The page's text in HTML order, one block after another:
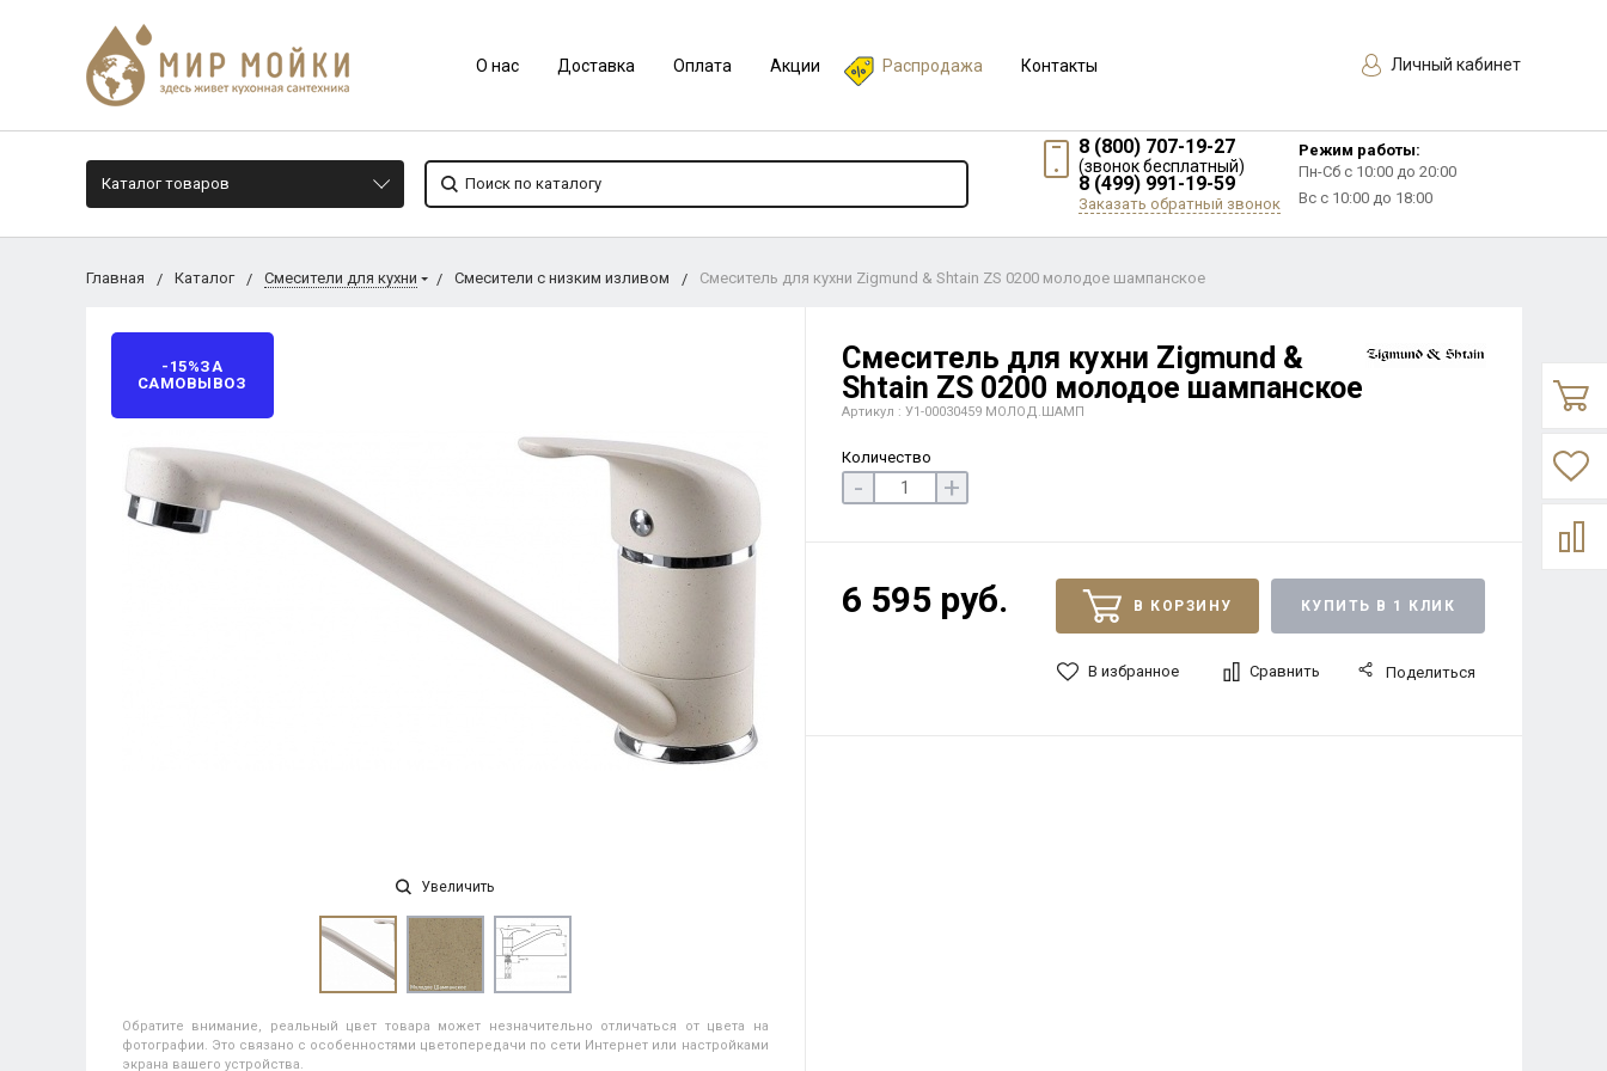
О нас Доставка Оплата Акции Распродажа Контакты Личный кабинет
Каталог товаров
8 (800) 707-19-27
(звонок бесплатный)
8 (499) 991-19-59
Заказать обратный звонок
Режим работы:
Пн-Сб с 10:00 до 20:00
Вс с 10:00 до 18:00
Главная Каталог Смесители для кухни Смесители с низким изливом Смеситель для кухни Zigmund & Shtain ZS 0200 молодое шампанское
-15%ЗА
САМОВЫВОЗ
Увеличить
Обратите внимание, реальный цвет товара может незначительно отличаться от цвета на
фотографии. Это связано с особенностями цветопередачи по сети Интернет или настройками
экрана вашего устройства.
Смеситель для кухни Zigmund &
Shtain ZS 0200 молодое шампанское
Артикул : У1-00030459 МОЛОД.ШАМП
Количество
- +
6 595 руб. В КОРЗИНУ КУПИТЬ В 1 КЛИК
В избранное Сравнить Поделиться